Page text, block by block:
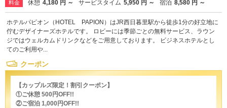
料金 休憩 4,180 円 ～ サービスタイム 5,950 円 ～ 宿泊 8,580 円 ～
ホテルパピオン（HOTEL PAPION）はJR西日暮里駅から徒歩1分の好立地に
佇むデザイナーズホテルです。 ロビーには季節ごとの無料サービス、ラウン
ジではウェルカムドリンクなどをご用意しております。 ビジネスホテルとし
てのご利用や...
クーポン
【カップルズ限定！割引クーポン】
①ご休憩 500円OFF!!
②ご宿泊 1,000円OFF!!